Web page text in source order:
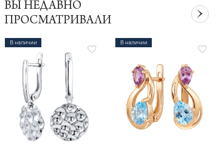
ВЫ НЕДАВНО
ПРОСМАТРИВАЛИ
В наличии В наличии